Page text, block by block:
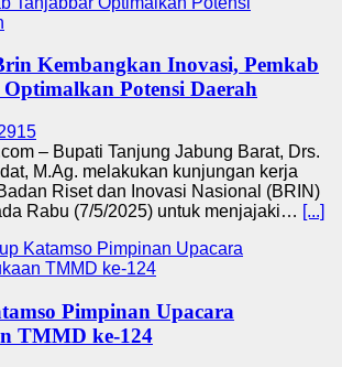
Kembangkan Inovasi, Pemkab
Potensi Daerah
– Bupati Tanjung Jabung Barat, Drs.
M.Ag. melakukan kunjungan kerja
Riset dan Inovasi Nasional (BRIN)
Rabu (7/5/2025) untuk menjajaki… [...]
Pimpinan Upacara
TMMD ke-124